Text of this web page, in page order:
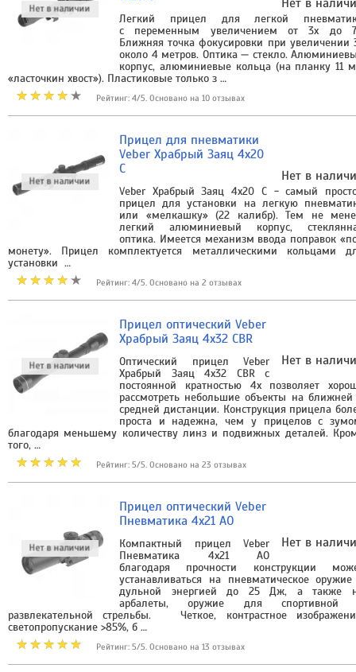
Легкий прицел для легкой
с переменным увеличением от 3х до
Ближняя точка фокусировки при увеличении
около 4 метров. Оптика — стекло.
корпус, алюминиевые кольца (на планку 11
«ласточкин хвост»). Пластиковые только з …
Рейтинг: 4/5. Основано на 10 отзывах
Нет в
Прицел для пневматики
Veber Храбрый Заяц 4x20
C
Veber Храбрый Заяц 4x20 C - самый
прицел для установки на легкую
или «мелкашку» (22 калибр). Тем не
легкий алюминиевый корпус,
оптика. Имеется механизм ввода поправок
монету». Прицел комплектуется металлическими кольцами
установки …
Рейтинг: 4/5. Основано на 2 отзывах
Нет в
Прицел оптический Veber
Храбрый Заяц 4x32 CBR
Оптический прицел Veber
Храбрый Заяц 4х32 CBR с
постоянной кратностью 4х позволяет
рассмотреть небольшие объекты на
средней дистанции. Конструкция прицела
проста и надежна, чем у прицелов с
благодаря меньшему количеству линз и подвижных деталей.
того, …
Рейтинг: 5/5. Основано на 23 отзывах
Нет в
Прицел оптический Veber
Пневматика 4x21 AO
Компактный прицел Veber
Пневматика 4х21 АО
благодаря прочности конструкции
устанавливаться на пневматическое
дульной энергией до 25 Дж, а также
арбалеты, оружие для спортивной
развлекательной стрельбы. Четкое, контрастное
светопропускание >85%, б …
Рейтинг: 5/5. Основано на 13 отзывах